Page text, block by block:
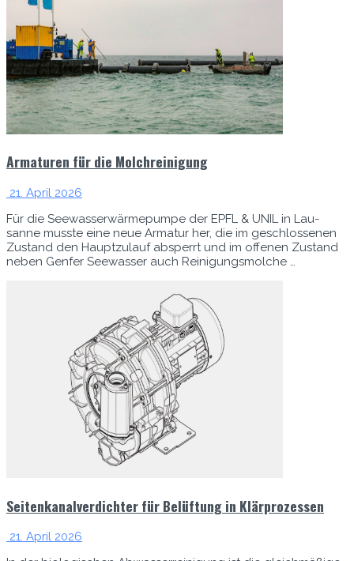
Armaturen für die Molchreinigung
21. April 2026
Für die See­wasser­wärmepumpe der EPFL & UNIL in Lau­
sanne musste eine neue Armatur her, die im geschlosse­nen
Zus­tand den Hauptzu­lauf absper­rt und im offe­nen Zus­tand
neben Gen­fer See­wass­er auch Reini­gungsmolche …
Seitenkanalverdichter für Belüftung in Klärprozessen
21. April 2026